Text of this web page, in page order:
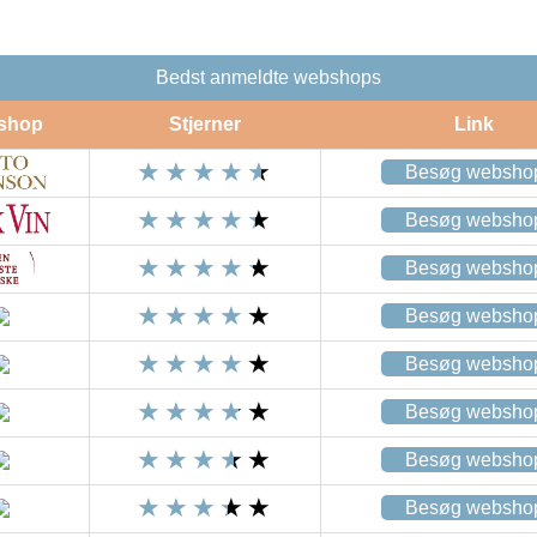
Bedst anmeldte webshops
Stjerner Link
Besøg
Besøg
Besøg
Besøg
Besøg
Besøg
Besøg
Besøg